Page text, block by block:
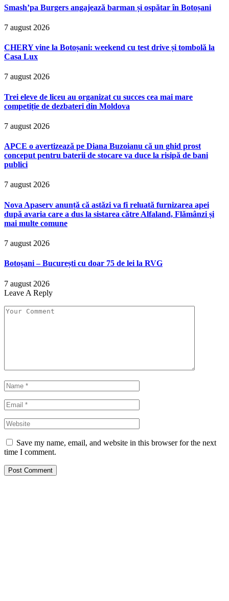
Smash’pa Burgers angajează barman și ospătar în Botoșani
7 august 2026
CHERY vine la Botoșani: weekend cu test drive și tombolă la
Casa Lux
7 august 2026
Trei eleve de liceu au organizat cu succes cea mai mare
competiție de dezbateri din Moldova
7 august 2026
APCE o avertizează pe Diana Buzoianu că un ghid prost
conceput pentru baterii de stocare va duce la risipă de bani
publici
7 august 2026
Nova Apaserv anunță că astăzi va fi reluată furnizarea apei
după avaria care a dus la sistarea către Alfaland, Flămânzi și
mai multe comune
7 august 2026
Botoșani – București cu doar 75 de lei la RVG
7 august 2026
Leave A Reply
Save my name, email, and website in this browser for the next
time I comment.